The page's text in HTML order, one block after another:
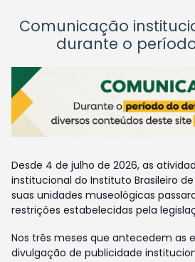
Comunicação
durante o
Desde 4 de julho de 2026, as
institucional do Instituto Brasileiro
suas unidades museológicas
restrições estabelecidas pela
Nos três meses que antecedem as
divulgação de publicidade